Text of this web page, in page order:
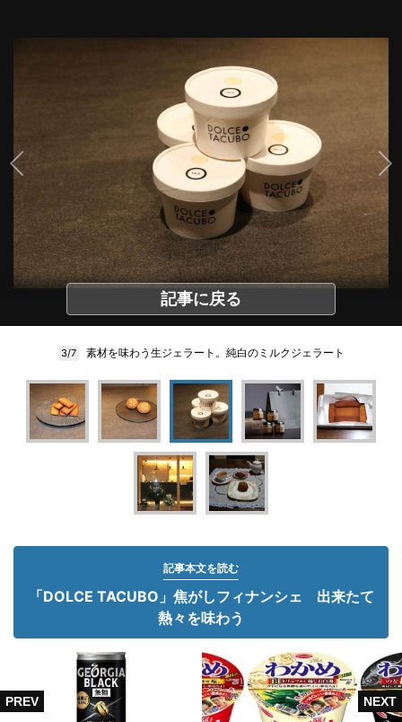
記事に戻る
3/7 素材を味わう生ジェラート。純白のミルクジェラート
記事本文を読む
「DOLCE TACUBO」焦がしフィナンシェ 出来たて
熱々を味わう